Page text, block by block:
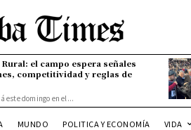
el campo espera señales
competitividad y reglas de
este domingo en el...
MUNDO POLITICA Y ECONOMÍA VIDA